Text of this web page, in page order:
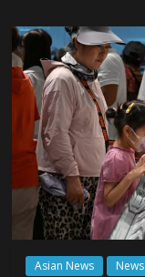
Asian News News